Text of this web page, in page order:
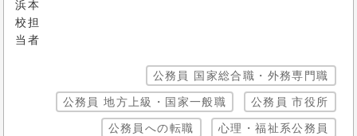
公務員 国家総合職・外務専門職
公務員 地方上級・国家一般職
公務員 市役所
公務員への転職
心理・福祉系公務員